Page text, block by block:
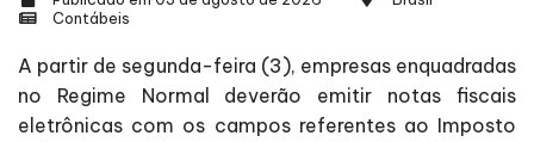
Contábeis
A partir de segunda-feira (3), empresas enquadradas
no Regime Normal deverão emitir notas fiscais
eletrônicas com os campos referentes ao Imposto